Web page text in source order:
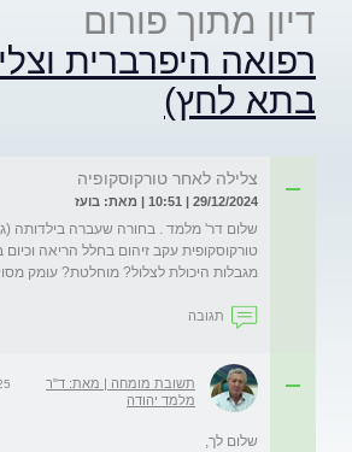
דיון מתוך פורום
רפואה היפרברית
בתא לחץ)
צלילה לאחר טורקוסקופיה
29/12/2024 | 10:51 | מאת: בועז
טורקוסקופית עקב זיהום בחלל הריאה
מגבלות היכולת לצלול? מוחלטת? עומק
תגובה
תשובת מומחה | מאת: ד"ר
מלמד יהודה